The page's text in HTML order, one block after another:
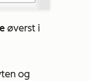
øverst i
og